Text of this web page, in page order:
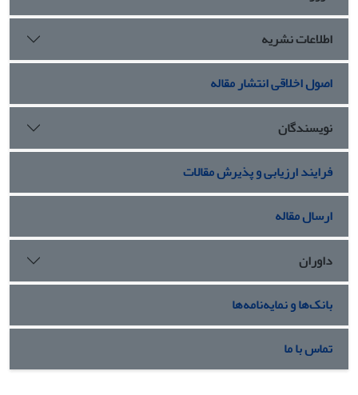
اطلاعات نشریه
اصول اخلاقی انتشار مقاله
نویسندگان
فرایند ارزیابی و پذیرش مقالات
ارسال مقاله
داوران
بانک‌ها و نمایه‌نامه‌ها
تماس با ما